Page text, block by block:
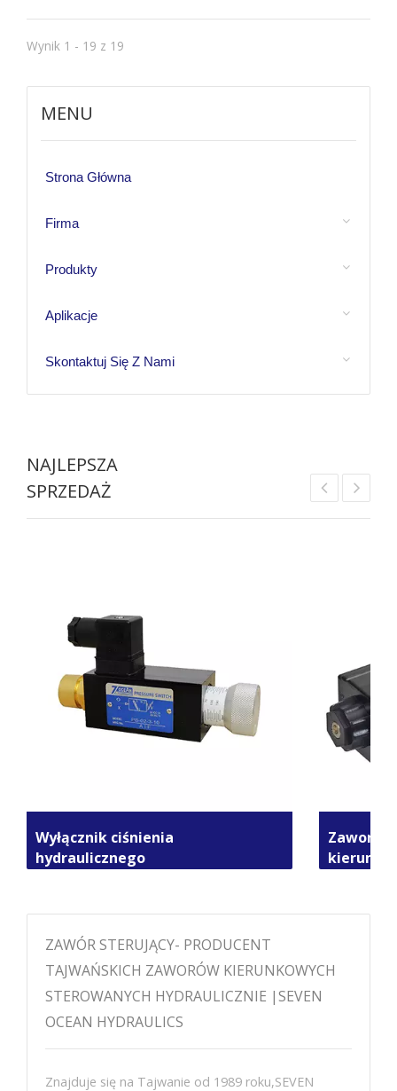
Wynik 1 - 19 z 19
MENU
Strona Główna
Firma
Produkty
Aplikacje
Skontaktuj Się Z Nami
NAJLEPSZA
SPRZEDAŻ
Wyłącznik ciśnienia
hydraulicznego
Zawory
ZAWÓR STERUJĄCY- PRODUCENT
TAJWAŃSKICH ZAWORÓW KIERUNKOWYCH
STEROWANYCH HYDRAULICZNIE |SEVEN
OCEAN HYDRAULICS
Znajduje się na Tajwanie od 1989 roku,SEVEN